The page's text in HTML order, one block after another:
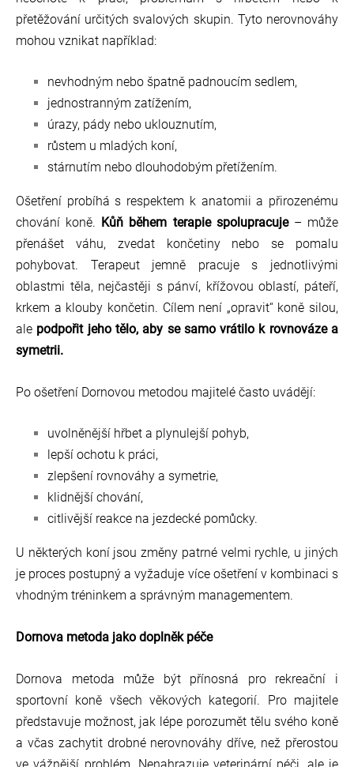
přetěžování určitých svalových skupin. Tyto nerovnováhy
mohou vznikat například:
nevhodným nebo špatně padnoucím sedlem,
jednostranným zatížením,
úrazy, pády nebo uklouznutím,
růstem u mladých koní,
stárnutím nebo dlouhodobým přetížením.
Ošetření probíhá s respektem k anatomii a přirozenému
chování koně. Kůň během terapie spolupracuje– může
přenášet váhu, zvedat končetiny nebo se pomalu
pohybovat. Terapeut jemně pracuje s jednotlivými
oblastmi těla, nejčastěji s pánví, křížovou oblastí, páteří,
krkem a klouby končetin. Cílem není „opravit“ koně silou,
ale podpořit jeho tělo, aby se samo vrátilo k rovnováze a
symetrii.
Po ošetření Dornovou metodou majitelé často uvádějí:
uvolněnější hřbet a plynulejší pohyb,
lepší ochotu k práci,
zlepšení rovnováhy a symetrie,
klidnější chování,
citlivější reakce na jezdecké pomůcky.
U některých koní jsou změny patrné velmi rychle, u jiných
je proces postupný a vyžaduje více ošetření v kombinaci s
vhodným tréninkem a správným managementem.
Dornova metoda jako doplněk péče
Dornova metoda může být přínosná pro rekreační i
sportovní koně všech věkových kategorií. Pro majitele
představuje možnost, jak lépe porozumět tělu svého koně
a včas zachytit drobné nerovnováhy dříve, než přerostou
ve vážnější problém. Nenahrazuje veterinární péči, ale je